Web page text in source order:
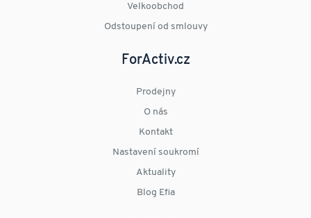
Velkoobchod
Odstoupení od smlouvy
ForActiv.cz
Prodejny
O nás
Kontakt
Nastavení soukromí
Aktuality
Blog Efia